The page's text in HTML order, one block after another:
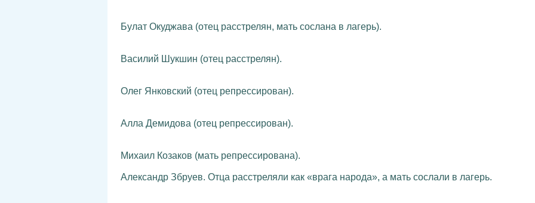
Булат Окуджава (отец расстрелян, мать сослана в лагерь).
Василий Шукшин (отец расстрелян).
Олег Янковский (отец репрессирован).
Алла Демидова (отец репрессирован).
Михаил Козаков (мать репрессирована).
Александр Збруев. Отца расстреляли как «врага народа», а мать сослали в лагерь.